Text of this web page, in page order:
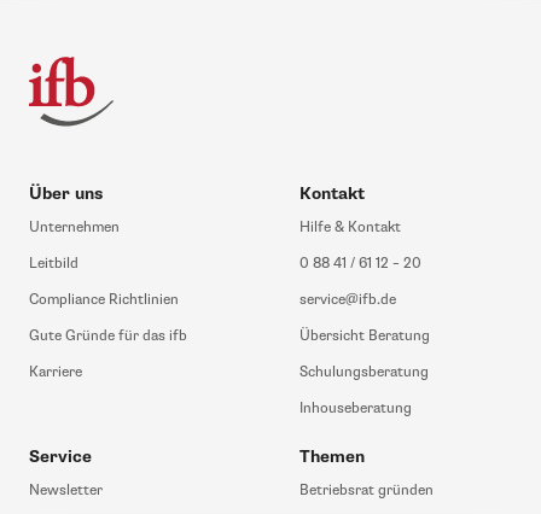
Über uns
Unternehmen
Leitbild
Compliance Richtlinien
Gute Gründe für das ifb
Karriere
Kontakt
Hilfe & Kontakt
0 88 41 / 61 12 – 20
service@ifb.de
Übersicht Beratung
Schulungsberatung
Inhouseberatung
Service
Newsletter
Themen
Betriebsrat gründen